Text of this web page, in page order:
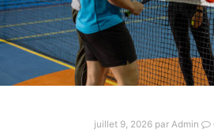
juillet 9, 2026par Admin